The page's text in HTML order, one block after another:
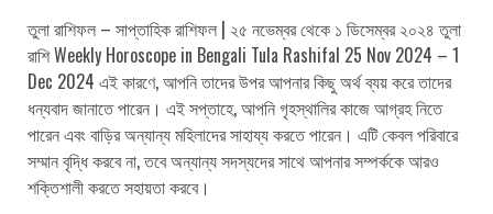
তুলা রাশিফল – সাপ্তাহিক রাশিফল | ২৫ নভেম্বর থেকে ১ ডিসেম্বর ২০২৪ তুলা
রাশি Weekly Horoscope in Bengali Tula Rashifal 25 Nov 2024 – 1
Dec 2024 এই কারণে, আপনি তাদের উপর আপনার কিছু অর্থ ব্যয় করে তাদের
ধন্যবাদ জানাতে পারেন। এই সপ্তাহে, আপনি গৃহস্থালির কাজে আগ্রহ নিতে
পারেন এবং বাড়ির অন্যান্য মহিলাদের সাহায্য করতে পারেন। এটি কেবল পরিবারে
সম্মান বৃদ্ধি করবে না, তবে অন্যান্য সদস্যদের সাথে আপনার সম্পর্ককে আরও
শক্তিশালী করতে সহায়তা করবে।